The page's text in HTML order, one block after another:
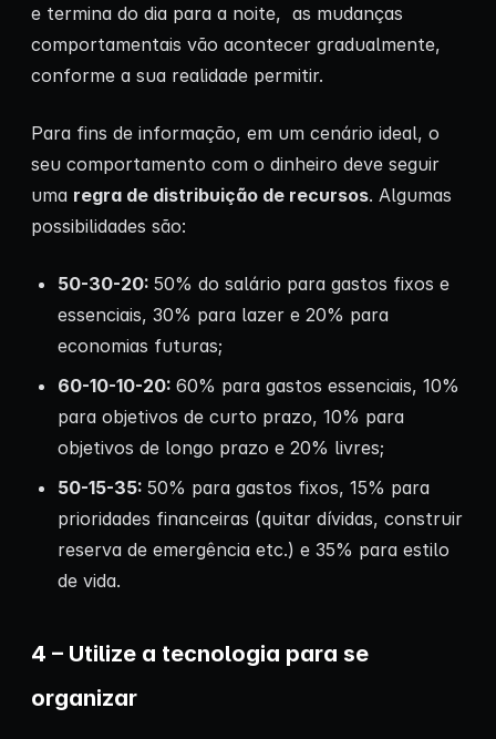
e termina do dia para a noite, as mudanças
comportamentais vão acontecer gradualmente,
conforme a sua realidade permitir.
Para fins de informação, em um cenário ideal, o
seu comportamento com o dinheiro deve seguir
uma regra de distribuição de recursos. Algumas
possibilidades são:
50-30-20: 50% do salário para gastos fixos e
essenciais, 30% para lazer e 20% para
economias futuras;
60-10-10-20: 60% para gastos essenciais, 10%
para objetivos de curto prazo, 10% para
objetivos de longo prazo e 20% livres;
50-15-35: 50% para gastos fixos, 15% para
prioridades financeiras (quitar dívidas, construir
reserva de emergência etc.) e 35% para estilo
de vida.
4 – Utilize a tecnologia para se
organizar